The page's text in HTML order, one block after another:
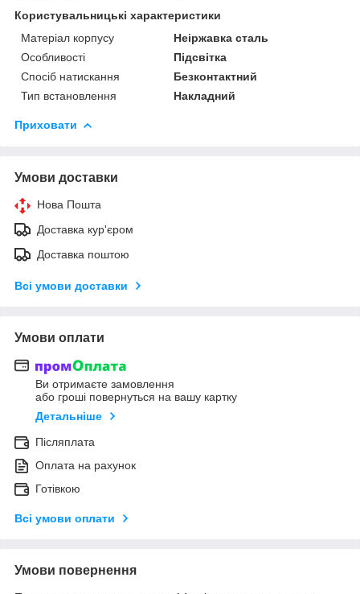
Користувальницькі характеристики
Матеріал корпусу
Неіржавка сталь
Особливості
Підсвітка
Спосіб натискання
Безконтактний
Тип встановлення
Накладний
Приховати
Умови доставки
Нова Пошта
Доставка кур'єром
Доставка поштою
Всі умови доставки
Умови оплати
Ви отримаєте замовлення
або гроші повернуться на вашу картку
Детальніше
Післяплата
Оплата на рахунок
Готівкою
Всі умови оплати
Умови повернення